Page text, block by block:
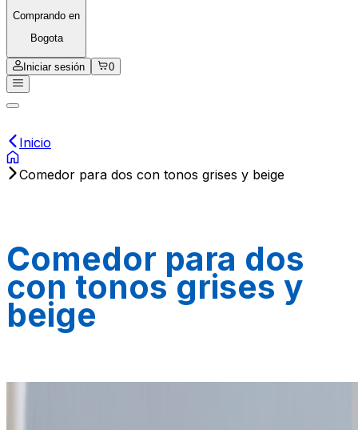
Comprando en
Bogota
Iniciar sesión 0
Inicio
Comedor para dos con tonos grises y beige
Comedor para dos
con tonos grises y
beige